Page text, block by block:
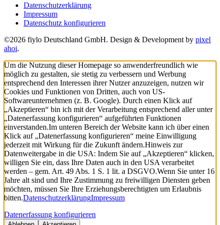
Datenschutzerklärung
Impressum
Datenschutz konfigurieren
©2026 fiylo Deutschland GmbH. Design & Development by pixel
ahoi.
Um die Nutzung dieser Homepage so anwenderfreundlich wie
möglich zu gestalten, sie stetig zu verbessern und Werbung
entsprechend den Interessen ihrer Nutzer anzuzeigen, nutzen wir
Cookies und Funktionen von Dritten, auch von US-
Softwareunternehmen (z. B. Google). Durch einen Klick auf
„Akzeptieren“ bin ich mit der Verarbeitung entsprechend aller unter
„Datenerfassung konfigurieren“ aufgeführten Funktionen
einverstanden.Im unteren Bereich der Website kann ich über einen
Klick auf „Datenerfassung konfigurieren“ meine Einwilligung
jederzeit mit Wirkung für die Zukunft ändern.Hinweis zur
Datenweitergabe in die USA: Indem Sie auf „Akzeptieren“ klicken,
willigen Sie ein, dass Ihre Daten auch in den USA verarbeitet
werden – gem. Art. 49 Abs. 1 S. 1 lit. a DSGVO.Wenn Sie unter 16
Jahre alt sind und Ihre Zustimmung zu freiwilligen Diensten geben
möchten, müssen Sie Ihre Erziehungsberechtigten um Erlaubnis
bitten.DatenschutzerklärungImpressum
Datenerfassung konfigurieren